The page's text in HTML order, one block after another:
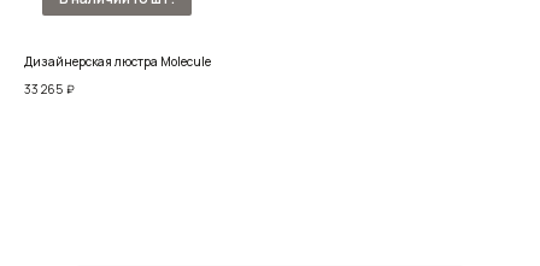
Дизайнерская люстра Molecule
33 265 ₽